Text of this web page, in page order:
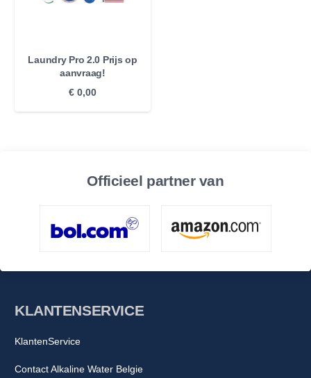
Laundry Pro 2.0 Prijs op
aanvraag!
€ 0,00
Officieel partner van
KLANTENSERVICE
KlantenService
Contact Alkaline Water Belgie